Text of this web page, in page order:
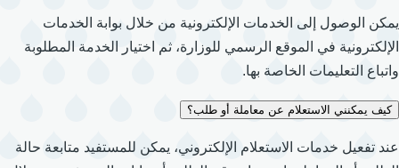
يمكن الوصول إلى الخدمات الإلكترونية من خلال بوابة الخدمات
الإلكترونية في الموقع الرسمي للوزارة، ثم اختيار الخدمة المطلوبة
واتباع التعليمات الخاصة بها.
كيف يمكنني الاستعلام عن معاملة أو طلب؟
عند تفعيل خدمات الاستعلام الإلكتروني، يمكن للمستفيد متابعة حالة